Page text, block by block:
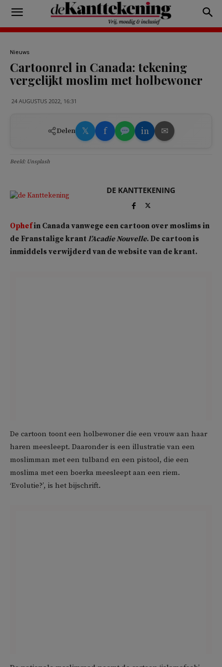
Nieuws
Cartoonrel in Canada: tekening
vergelijkt moslim met holbewoner
24 AUGUSTUS 2022, 16:31
Delen 𝕏 f in ✉
Beeld: Unsplash
DE KANTTEKENING
Ophefin Canada vanwege een cartoon over moslims in
de Franstalige krant l’Acadie Nouvelle. De cartoon is
inmiddels verwijderd van de website van de krant.
De cartoon toont een holbewoner die een vrouw aan haar
haren meesleept. Daaronder is een illustratie van een
moslimman met een tulband en een pistool, die een
moslima met een boerka meesleept aan een riem.
‘Evolutie?’, is het bijschrift.